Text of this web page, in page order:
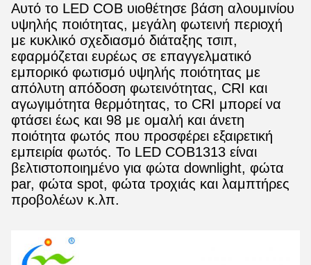
Αυτό το LED COB υιοθέτησε βάση αλουμινίου
υψηλής ποιότητας, μεγάλη φωτεινή περιοχή
με κυκλικό σχεδιασμό διάταξης τσιπ,
εφαρμόζεται ευρέως σε επαγγελματικό
εμπορικό φωτισμό υψηλής ποιότητας με
απόλυτη απόδοση φωτεινότητας, CRI και
αγωγιμότητα θερμότητας, το CRI μπορεί να
φτάσει έως και 98 με ομαλή και άνετη
ποιότητα φωτός που προσφέρει εξαιρετική
εμπειρία φωτός. Το LED COB1313 είναι
βελτιστοποιημένο για φώτα downlight, φώτα
par, φώτα spot, φώτα τροχιάς και λαμπτήρες
προβολέων κ.λπ.